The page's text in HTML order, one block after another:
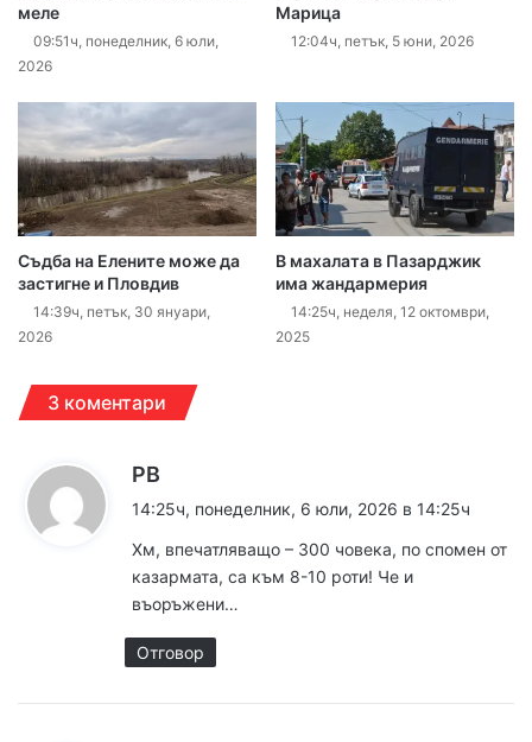
меле
09:51ч, понеделник, 6 юли,
2026
Марица
12:04ч, петък, 5 юни, 2026
Съдба на Елените може да
застигне и Пловдив
14:39ч, петък, 30 януари,
2026
В махалата в Пазарджик
има жандармерия
14:25ч, неделя, 12 октомври,
2025
3 коментари
PB
а
а
:
14:25ч, понеделник, 6 юли, 2026 в 14:25ч
Хм, впечатляващо – 300 човека, по спомен от
казармата, са към 8-10 роти! Че и
въоръжени…
Отговор